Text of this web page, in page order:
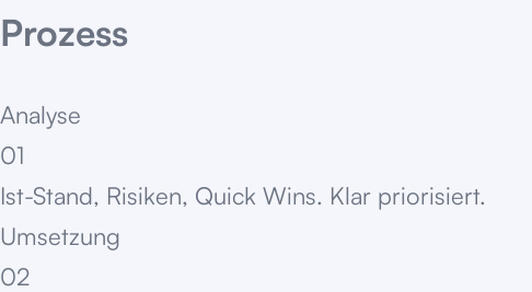
Prozess
Analyse
01
Ist-Stand, Risiken, Quick Wins. Klar priorisiert.
Umsetzung
02